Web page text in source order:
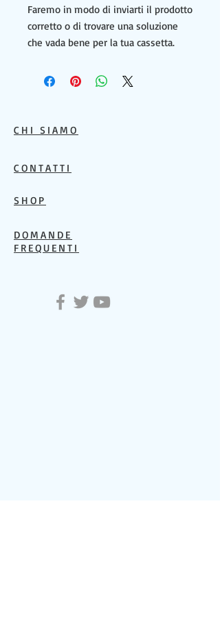
Faremo in modo di inviarti il prodotto
corretto o di trovare una soluzione
che vada bene per la tua cassetta.
CHI SIAMO
CONTATTI
SHOP
DOMANDE
FREQUENTI